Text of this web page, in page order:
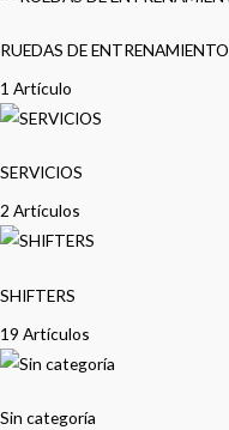
RUEDAS DE ENTRENAMIENTO
1 Artículo
SERVICIOS
2 Artículos
SHIFTERS
19 Artículos
Sin categoría